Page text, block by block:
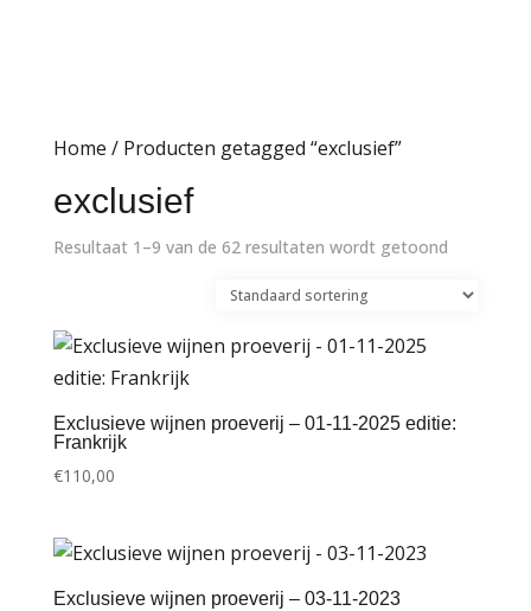
Home / Producten getagged “exclusief”
exclusief
Resultaat 1–9 van de 62 resultaten wordt getoond
Exclusieve wijnen proeverij – 01-11-2025 editie:
Frankrijk
€110,00
Exclusieve wijnen proeverij – 03-11-2023